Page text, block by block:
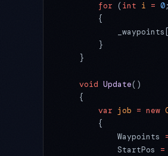
        for
(int i = 0
        {
        }
    }
    void
Update()
    {
        var
job = new
        {
            Waypoints
            StartPos
=